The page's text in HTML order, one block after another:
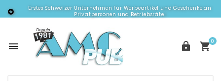

Erstes Schweizer Unternehmen für Werbeartikel und Geschenke an
Privatpersonen und Betriebsräte!
  0